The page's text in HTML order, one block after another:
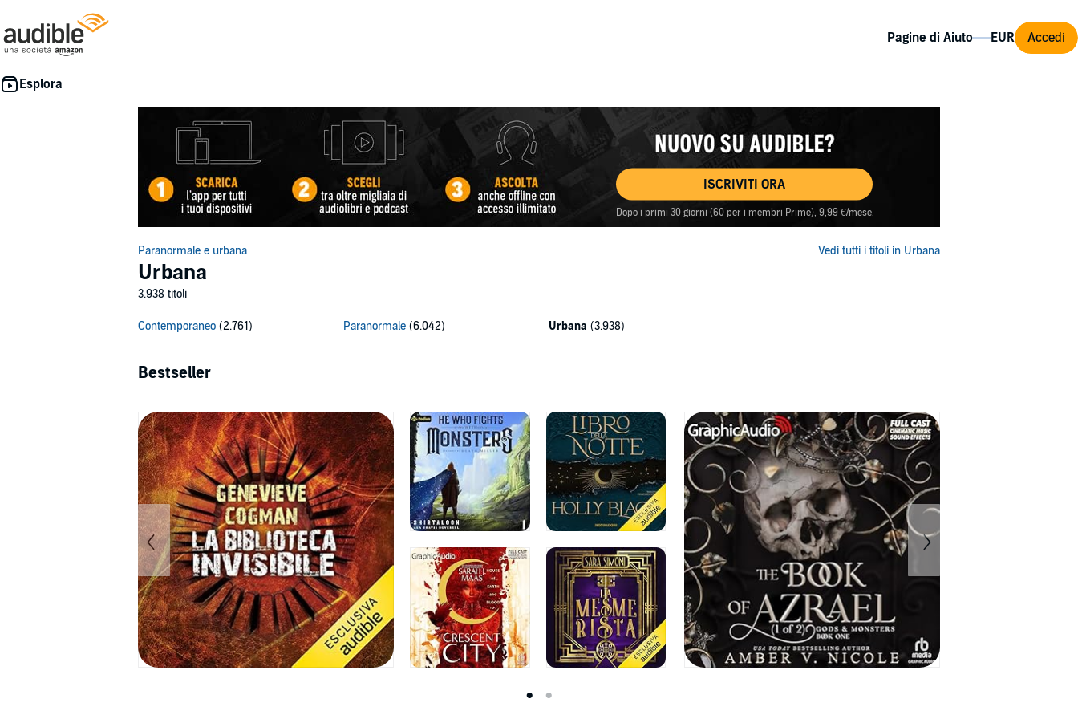
Pagine di Aiuto Accedi
ISCRIVITI ORA
Dopo i primi 30 giorni (60 per i membri Prime), 9,99 €/mese.
Paranormale e urbana
Urbana
3.938 titoli
Vedi tutti i titoli in Urbana
Contemporaneo (2.761) Paranormale (6.042) Urbana (3.938)
Bestseller